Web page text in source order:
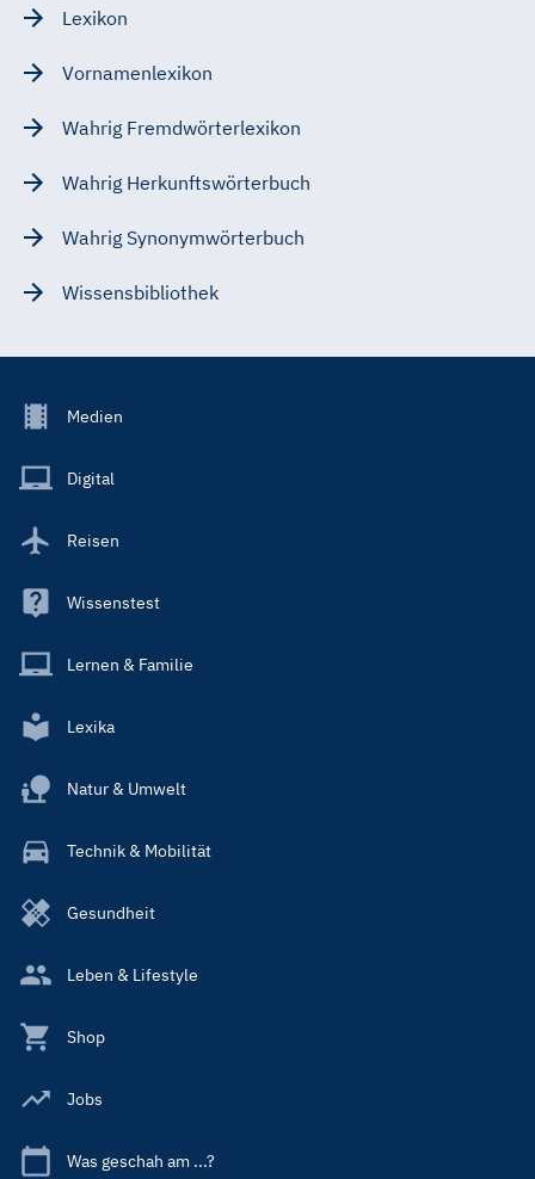
Lexikon
Vornamenlexikon
Wahrig Fremdwörterlexikon
Wahrig Herkunftswörterbuch
Wahrig Synonymwörterbuch
Wissensbibliothek
Footer
Main
Medien
Digital
Reisen
Wissenstest
Lernen & Familie
Lexika
Natur & Umwelt
Technik & Mobilität
Gesundheit
Leben & Lifestyle
Shop
Jobs
Was geschah am ...?